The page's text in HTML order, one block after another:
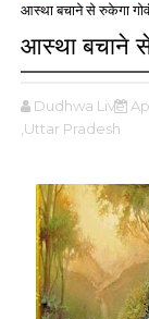
आस्था बचाने से रुकेगा
आस्था बचाने
Dudhwa Live
,Uttar Pradesh